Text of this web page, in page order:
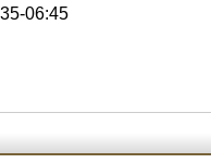
06:45